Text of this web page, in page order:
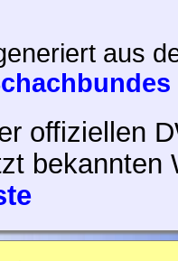
aus
offiziellen
bekannten